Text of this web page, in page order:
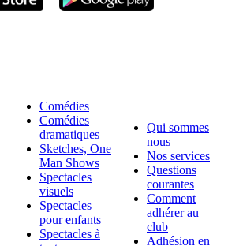
Comédies
Comédies
dramatiques
Sketches, One
Man Shows
Spectacles
visuels
Spectacles
pour enfants
Spectacles à
Qui sommes
nous
Nos services
Questions
courantes
Comment
adhérer au
club
Adhésion en